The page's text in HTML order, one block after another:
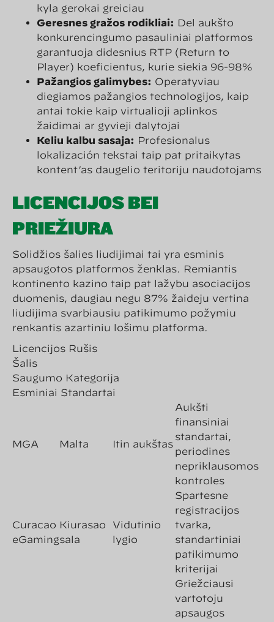
kyla gerokai greičiau
Geresnės grąžos rodikliai: Dėl aukšto
konkurencingumo pasauliniai platformos
garantuoja didesnius RTP (Return to
Player) koeficientus, kurie siekia 96-98%
Pažangios galimybės: Operatyviau
diegiamos pažangios technologijos, kaip
antai tokie kaip virtualioji aplinkos
žaidimai ar gyvieji dalytojai
Kelių kalbų sąsaja: Profesionalūs
lokalización tekstai taip pat pritaikytas
kontent’as daugelio teritorijų naudotojams
LICENCIJOS BEI
PRIEŽIŪRA
Solidžios šalies liudijimai tai yra esminis
apsaugotos platformos ženklas. Remiantis
kontinento kazino taip pat lažybų asociacijos
duomenis, daugiau negu 87% žaidėjų vertina
liudijimą svarbiausiu patikimumo požymiu
renkantis azartinių lošimų platformą.
Licencijos Rūšis
Šalis
Saugumo Kategorija
Esminiai Standartai
MGA Malta Itin aukštas
Aukšti
finansiniai
standartai,
periodinės
nepriklausomos
kontrolės
Curacao
eGaming
Kiurasao
sala
Vidutinio
lygio
Spartesnė
registracijos
tvarka,
standartiniai
patikimumo
kriterijai
Griežčiausi
vartotojų
apsaugos